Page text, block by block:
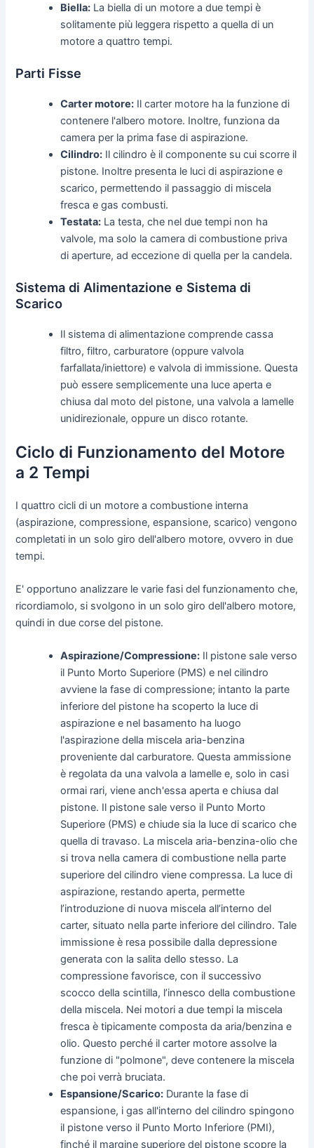
Biella: La biella di un motore a due tempi è
solitamente più leggera rispetto a quella di un
motore a quattro tempi.
Parti Fisse
Carter motore: Il carter motore ha la funzione di
contenere l'albero motore. Inoltre, funziona da
camera per la prima fase di aspirazione.
Cilindro: Il cilindro è il componente su cui scorre il
pistone. Inoltre presenta le luci di aspirazione e
scarico, permettendo il passaggio di miscela
fresca e gas combusti.
Testata: La testa, che nel due tempi non ha
valvole, ma solo la camera di combustione priva
di aperture, ad eccezione di quella per la candela.
Sistema di Alimentazione e Sistema di
Scarico
Il sistema di alimentazione comprende cassa
filtro, filtro, carburatore (oppure valvola
farfallata/iniettore) e valvola di immissione. Questa
può essere semplicemente una luce aperta e
chiusa dal moto del pistone, una valvola a lamelle
unidirezionale, oppure un disco rotante.
Ciclo di Funzionamento del Motore
a 2 Tempi
I quattro cicli di un motore a combustione interna
(aspirazione, compressione, espansione, scarico) vengono
completati in un solo giro dell'albero motore, ovvero in due
tempi.
E' opportuno analizzare le varie fasi del funzionamento che,
ricordiamolo, si svolgono in un solo giro dell'albero motore,
quindi in due corse del pistone.
Aspirazione/Compressione: Il pistone sale verso
il Punto Morto Superiore (PMS) e nel cilindro
avviene la fase di compressione; intanto la parte
inferiore del pistone ha scoperto la luce di
aspirazione e nel basamento ha luogo
l'aspirazione della miscela aria-benzina
proveniente dal carburatore. Questa ammissione
è regolata da una valvola a lamelle e, solo in casi
ormai rari, viene anch'essa aperta e chiusa dal
pistone. Il pistone sale verso il Punto Morto
Superiore (PMS) e chiude sia la luce di scarico che
quella di travaso. La miscela aria-benzina-olio che
si trova nella camera di combustione nella parte
superiore del cilindro viene compressa. La luce di
aspirazione, restando aperta, permette
l’introduzione di nuova miscela all’interno del
carter, situato nella parte inferiore del cilindro. Tale
immissione è resa possibile dalla depressione
generata con la salita dello stesso. La
compressione favorisce, con il successivo
scocco della scintilla, l’innesco della combustione
della miscela. Nei motori a due tempi la miscela
fresca è tipicamente composta da aria/benzina e
olio. Questo perché il carter motore assolve la
funzione di "polmone", deve contenere la miscela
che poi verrà bruciata.
Espansione/Scarico: Durante la fase di
espansione, i gas all'interno del cilindro spingono
il pistone verso il Punto Morto Inferiore (PMI),
finché il margine superiore del pistone scopre la